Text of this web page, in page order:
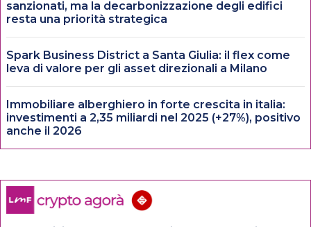
sanzionati, ma la decarbonizzazione degli edifici
resta una priorità strategica
Spark Business District a Santa Giulia: il flex come
leva di valore per gli asset direzionali a Milano
Immobiliare alberghiero in forte crescita in italia:
investimenti a 2,35 miliardi nel 2025 (+27%), positivo
anche il 2026